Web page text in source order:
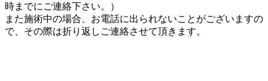
時までにご連絡下さい。）
また施術中の場合、お電話に出られないことがございますの
で、その際は折り返しご連絡させて頂きます。